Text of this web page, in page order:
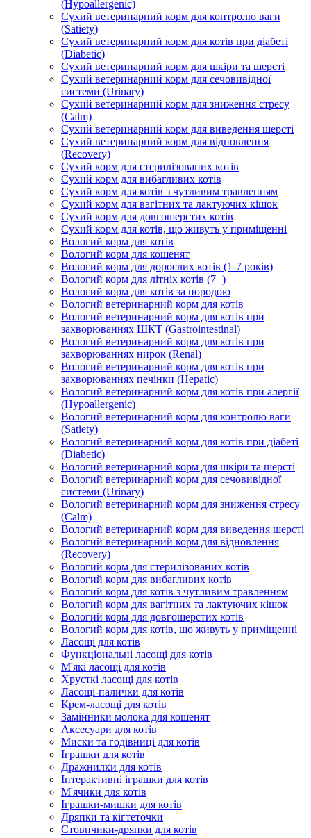
(Hypoallergenic)
Сухий ветеринарний корм для контролю ваги
(Satiety)
Сухий ветеринарний корм для котів при діабеті
(Diabetic)
Сухий ветеринарний корм для шкіри та шерсті
Сухий ветеринарний корм для сечовивідної
системи (Urinary)
Сухий ветеринарний корм для зниження стресу
(Calm)
Сухий ветеринарний корм для виведення шерсті
Сухий ветеринарний корм для відновлення
(Recovery)
Сухий корм для стерилізованих котів
Сухий корм для вибагливих котів
Сухий корм для котів з чутливим травленням
Сухий корм для вагітних та лактуючих кішок
Сухий корм для довгошерстих котів
Сухий корм для котів, що живуть у приміщенні
Вологий корм для котів
Вологий корм для кошенят
Вологий корм для дорослих котів (1-7 років)
Вологий корм для літніх котів (7+)
Вологий корм для котів за породою
Вологий ветеринарний корм для котів
Вологий ветеринарний корм для котів при
захворюваннях ШКТ (Gastrointestinal)
Вологий ветеринарний корм для котів при
захворюваннях нирок (Renal)
Вологий ветеринарний корм для котів при
захворюваннях печінки (Hepatic)
Вологий ветеринарний корм для котів при алергії
(Hypoallergenic)
Вологий ветеринарний корм для контролю ваги
(Satiety)
Вологий ветеринарний корм для котів при діабеті
(Diabetic)
Вологий ветеринарний корм для шкіри та шерсті
Вологий ветеринарний корм для сечовивідної
системи (Urinary)
Вологий ветеринарний корм для зниження стресу
(Calm)
Вологий ветеринарний корм для виведення шерсті
Вологий ветеринарний корм для відновлення
(Recovery)
Вологий корм для стерилізованих котів
Вологий корм для вибагливих котів
Вологий корм для котів з чутливим травленням
Вологий корм для вагітних та лактуючих кішок
Вологий корм для довгошерстих котів
Вологий корм для котів, що живуть у приміщенні
Ласощі для котів
Функціональні ласощі для котів
М'які ласощі для котів
Хрусткі ласощі для котів
Ласощі-палички для котів
Крем-ласощі для котів
Замінники молока для кошенят
Аксесуари для котів
Миски та годівниці для котів
Іграшки для котів
Дражнилки для котів
Інтерактивні іграшки для котів
М'ячики для котів
Іграшки-мишки для котів
Дряпки та кігтеточки
Стовпчики-дряпки для котів